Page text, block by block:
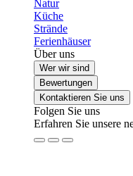
Natur
Küche
Strände
Ferienhäuser
Über uns
Wer wir sind
Bewertungen
Kontaktieren Sie uns
Folgen Sie uns
Erfahren Sie unsere